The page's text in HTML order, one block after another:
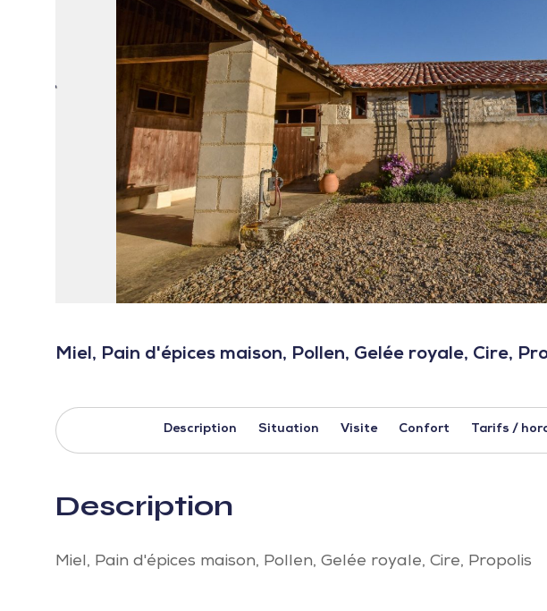
Miel, Pain d'épices maison, Pollen, Gelée royale, Cire,
Description Situation Visite Confort Tarifs /
Description
Miel, Pain d'épices maison, Pollen, Gelée royale, Cire, Propolis